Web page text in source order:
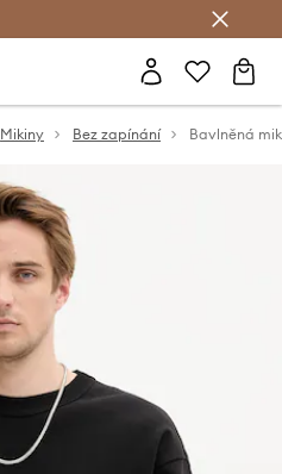
Mikiny Bez zapínání